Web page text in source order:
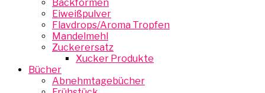
Backformen
Eiweißpulver
Flavdrops/Aroma Tropfen
Mandelmehl
Zuckerersatz
Xucker Produkte
Bücher
Abnehmtagebücher